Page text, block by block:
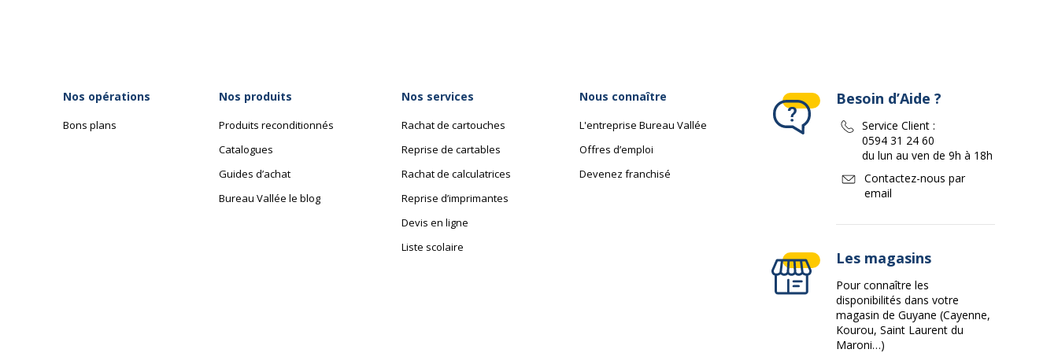
5 ans
Nos opérations
Bons plans
Nos produits
Produits reconditionnés
Catalogues
Guides d’achat
Bureau Vallée le blog
Nos services
Rachat de cartouches
Reprise de cartables
Rachat de calculatrices
Reprise d’imprimantes
Devis en ligne
Liste scolaire
Nous connaître
L'entreprise Bureau Vallée
Offres d’emploi
Devenez franchisé
Besoin d’Aide ?
Service Client :
0594 31 24 60
du lun au ven de 9h à 18h
Contactez-nous par
email
Les magasins
Pour connaître les
disponibilités dans votre
magasin de Guyane (Cayenne,
Kourou, Saint Laurent du
Maroni…)